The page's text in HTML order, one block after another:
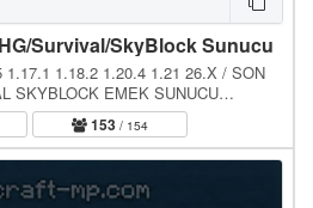
Survival/SkyBlock Sunucu
1.18.2 1.20.4 1.21 26.X / SON
SKYBLOCK EMEK SUNUCU
kurmak için:
153 / 154